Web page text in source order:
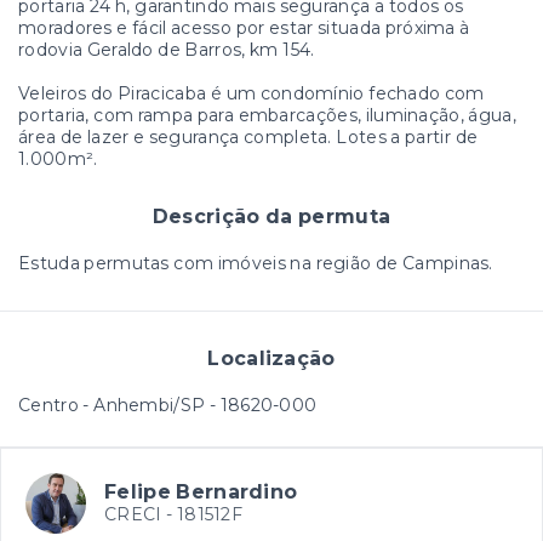
portaria 24 h, garantindo mais segurança a todos os
moradores e fácil acesso por estar situada próxima à
rodovia Geraldo de Barros, km 154.
Veleiros do Piracicaba é um condomínio fechado com
portaria, com rampa para embarcações, iluminação, água,
área de lazer e segurança completa. Lotes a partir de
1.000m².
Descrição da permuta
Estuda permutas com imóveis na região de Campinas.
Localização
Centro - Anhembi/SP - 18620-000
Felipe Bernardino
CRECI - 181512F